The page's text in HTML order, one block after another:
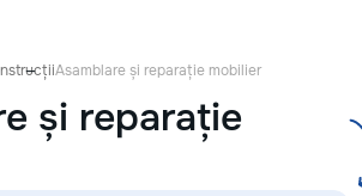
устранение
кухонных
гардеробных,
входных и
Asamblare și reparație mobilier
și reparație